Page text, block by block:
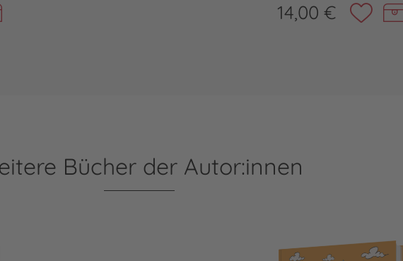
14,00 €
Bücher der Autor:innen